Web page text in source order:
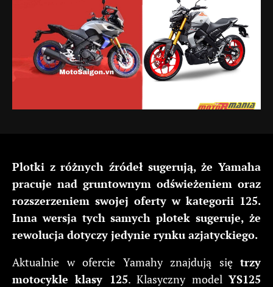
Plotki z różnych źródeł sugerują, że Yamaha
pracuje nad gruntownym odświeżeniem oraz
rozszerzeniem swojej oferty w kategorii 125.
Inna wersja tych samych plotek sugeruje, że
rewolucja dotyczy jedynie rynku azjatyckiego.
Aktualnie w ofercie Yamahy znajdują się trzy
motocykle klasy 125. Klasyczny modelYS125